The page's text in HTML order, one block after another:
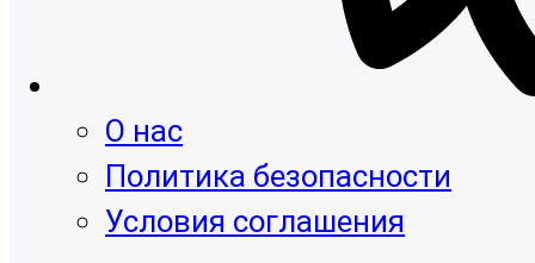
О нас
Политика безопасности
Условия соглашения